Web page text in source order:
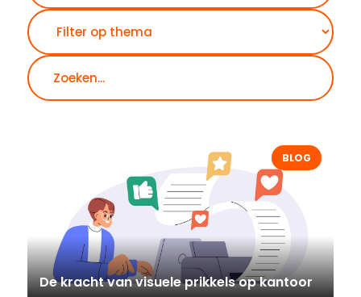
BLOG
De kracht van visuele prikkels op kantoor